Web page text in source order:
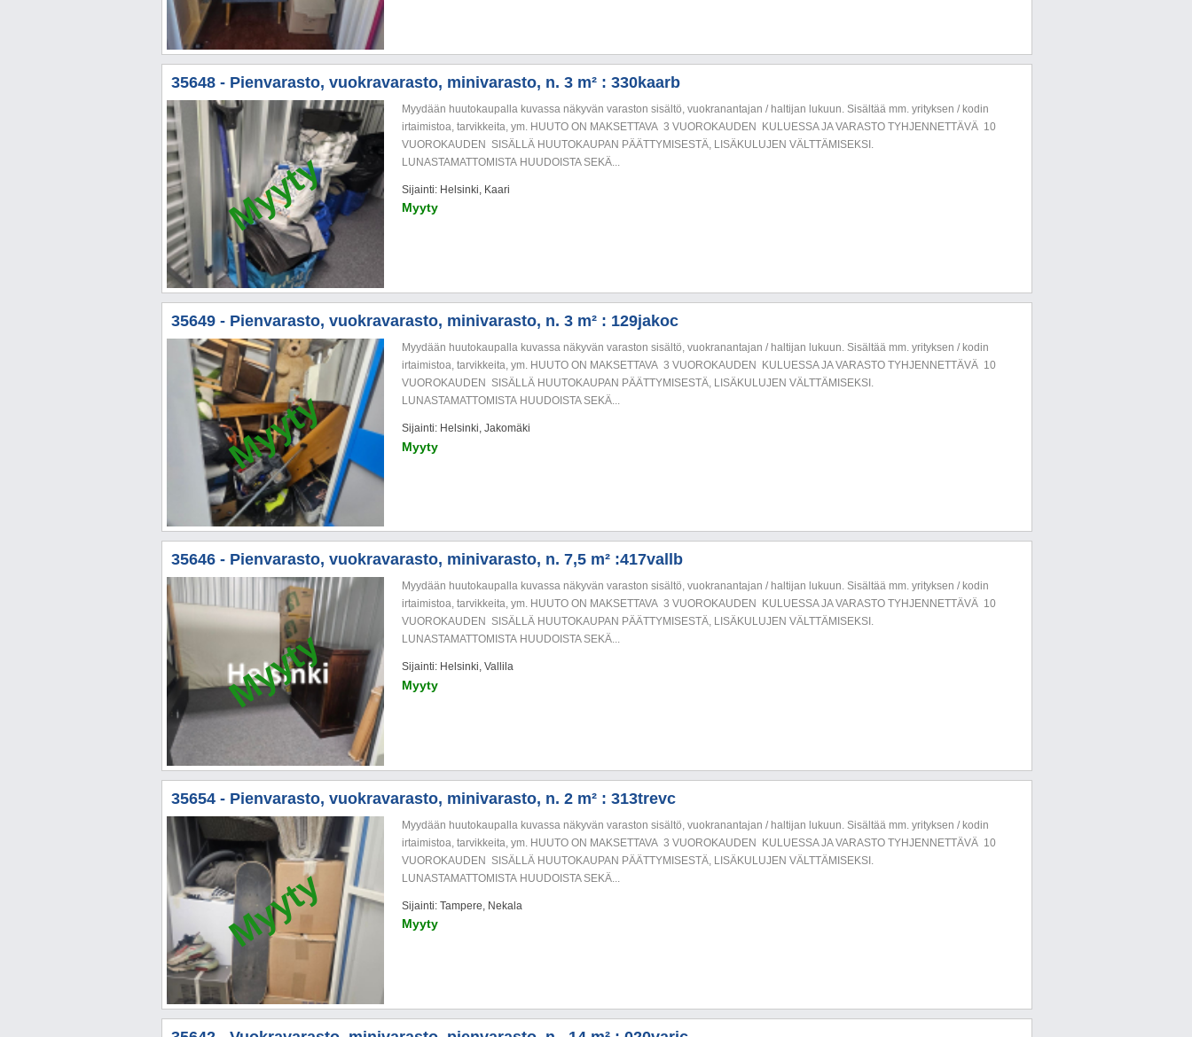
35648 - Pienvarasto, vuokravarasto, minivarasto, n. 3 m² : 330kaarb
Myyty
Myydään huutokaupalla kuvassa näkyvän varaston sisältö, vuokranantajan / haltijan lukuun. Sisältää mm. yrityksen / kodin
irtaimistoa, tarvikkeita, ym. HUUTO ON MAKSETTAVA 3 VUOROKAUDEN KULUESSA JA VARASTO TYHJENNETTÄVÄ 10
VUOROKAUDEN SISÄLLÄ HUUTOKAUPAN PÄÄTTYMISESTÄ, LISÄKULUJEN VÄLTTÄMISEKSI.
LUNASTAMATTOMISTA HUUDOISTA SEKÄ...
Sijainti: Helsinki, Kaari
Myyty
35649 - Pienvarasto, vuokravarasto, minivarasto, n. 3 m² : 129jakoc
Myyty
Myydään huutokaupalla kuvassa näkyvän varaston sisältö, vuokranantajan / haltijan lukuun. Sisältää mm. yrityksen / kodin
irtaimistoa, tarvikkeita, ym. HUUTO ON MAKSETTAVA 3 VUOROKAUDEN KULUESSA JA VARASTO TYHJENNETTÄVÄ 10
VUOROKAUDEN SISÄLLÄ HUUTOKAUPAN PÄÄTTYMISESTÄ, LISÄKULUJEN VÄLTTÄMISEKSI.
LUNASTAMATTOMISTA HUUDOISTA SEKÄ...
Sijainti: Helsinki, Jakomäki
Myyty
35646 - Pienvarasto, vuokravarasto, minivarasto, n. 7,5 m² :417vallb
Myyty
Myydään huutokaupalla kuvassa näkyvän varaston sisältö, vuokranantajan / haltijan lukuun. Sisältää mm. yrityksen / kodin
irtaimistoa, tarvikkeita, ym. HUUTO ON MAKSETTAVA 3 VUOROKAUDEN KULUESSA JA VARASTO TYHJENNETTÄVÄ 10
VUOROKAUDEN SISÄLLÄ HUUTOKAUPAN PÄÄTTYMISESTÄ, LISÄKULUJEN VÄLTTÄMISEKSI.
LUNASTAMATTOMISTA HUUDOISTA SEKÄ...
Sijainti: Helsinki, Vallila
Myyty
35654 - Pienvarasto, vuokravarasto, minivarasto, n. 2 m² : 313trevc
Myyty
Myydään huutokaupalla kuvassa näkyvän varaston sisältö, vuokranantajan / haltijan lukuun. Sisältää mm. yrityksen / kodin
irtaimistoa, tarvikkeita, ym. HUUTO ON MAKSETTAVA 3 VUOROKAUDEN KULUESSA JA VARASTO TYHJENNETTÄVÄ 10
VUOROKAUDEN SISÄLLÄ HUUTOKAUPAN PÄÄTTYMISESTÄ, LISÄKULUJEN VÄLTTÄMISEKSI.
LUNASTAMATTOMISTA HUUDOISTA SEKÄ...
Sijainti: Tampere, Nekala
Myyty